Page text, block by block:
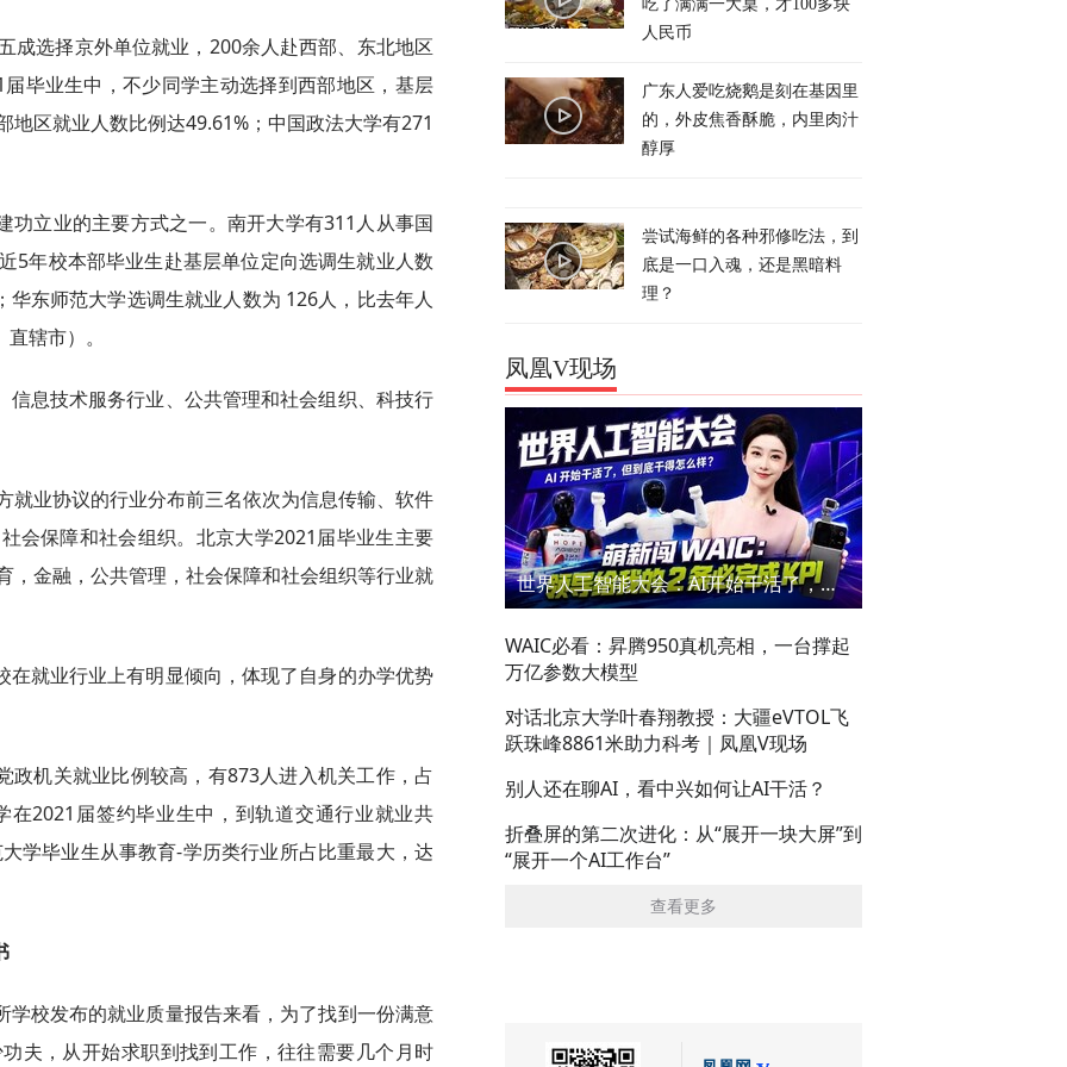
成选择京外单位就业，200余人赴西部、东北地区
毕业生中，不少同学主动选择到西部地区，基层
区就业人数比例达49.61%；中国政法大学有271
功立业的主要方式之一。南开大学有311人从事国
5年校本部毕业生赴基层单位定向选调生就业人数
东师范大学选调生就业人数为 126人，比去年人
辖市）。
息技术服务行业、公共管理和社会组织、科技行
就业协议的行业分布前三名依次为信息传输、软件
会保障和社会组织。北京大学2021届毕业生主要
，金融，公共管理，社会保障和社会组织等行业就
就业行业上有明显倾向，体现了自身的办学优势
政机关就业比例较高，有873人进入机关工作，占
在2021届签约毕业生中，到轨道交通行业就业共
学毕业生从事教育-学历类行业所占比重最大，达
校发布的就业质量报告来看，为了找到一份满意
夫，从开始求职到找到工作，往往需要几个月时
吃了满满一大桌，才100多块
人民币
广东人爱吃烧鹅是刻在基因里
的，外皮焦香酥脆，内里肉汁
醇厚
尝试海鲜的各种邪修吃法，到
底是一口入魂，还是黑暗料
理？
凤凰V现场
世界人工智能大会：AI开始干活了，但到底干的怎么样？萌新闯WAIC
WAIC必看：昇腾950真机亮相，一台撑起
万亿参数大模型
对话北京大学叶春翔教授：大疆eVTOL飞
跃珠峰8861米助力科考｜凤凰V现场
别人还在聊AI，看中兴如何让AI干活？
折叠屏的第二次进化：从“展开一块大屏”到
“展开一个AI工作台”
查看更多